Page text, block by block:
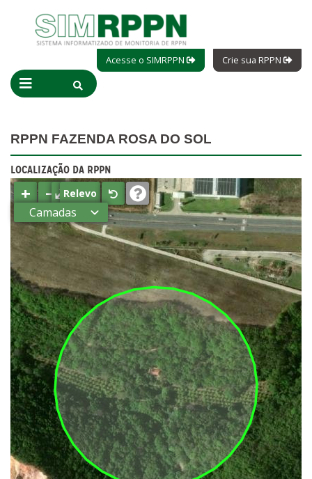
Acesse o SIMRPPN Crie sua RPPN
RPPN FAZENDA ROSA DO SOL
LOCALIZAÇÃO DA RPPN
+ −⤢Relevo
Camadas
Estados
Municípios
Terras
indígenas
(FUNAI)
UC Federal
UC Estaduais
UC
Municipais
Hidrografia
1:1.000.000
(ANA)
Biomas
(IBGE)